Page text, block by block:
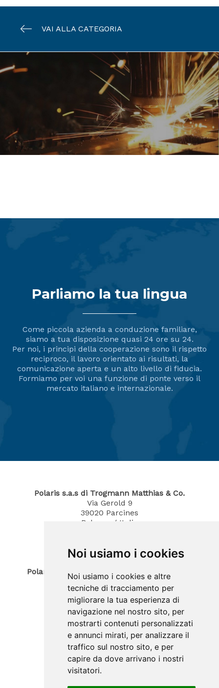
Noi usiamo i cookies
Noi usiamo i cookies e altre
tecniche di tracciamento per
migliorare la tua esperienza di
navigazione nel nostro sito, per
mostrarti contenuti personalizzati
e annunci mirati, per analizzare il
traffico sul nostro sito, e per
capire da dove arrivano i nostri
visitatori.
VAI ALLA CATEGORIA
Parliamo la tua lingua
Come piccola azienda a conduzione familiare,
siamo a tua disposizione quasi 24 ore su 24.
Per noi, i principi della cooperazione sono il rispetto
reciproco, il lavoro orientato ai risultati, la
comunicazione aperta e un alto livello di fiducia.
Formiamo per voi una funzione di ponte verso il
mercato italiano e internazionale.
Polaris s.a.s di Trogmann Matthias & Co.
Via Gerold 9
39020 Parcines
Bolzano / Italia
E-Mail: info@polaris-gastrotec.com
Polaris innovo SAS di Trogmann Joerg & Co.
Sede legale
Via Gerold 9
39020 Parcines
Bolzano / Italia
Sede operativa
Zona Artigianale 20
39025 Plaus
Bolzano / Italia
Tel.(+39) 0473 965900
Mobil (+39) 388 3031530